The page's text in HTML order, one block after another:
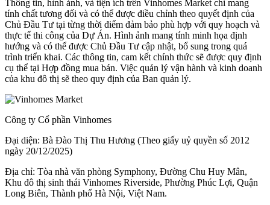
Thông tin, hình ảnh, và tiện ích trên Vinhomes Market chỉ mang
tính chất tương đối và có thể được điều chỉnh theo quyết định của
Chủ Đầu Tư tại từng thời điểm đảm bảo phù hợp với quy hoạch và
thực tế thi công của Dự Án. Hình ảnh mang tính minh họa định
hướng và có thể được Chủ Đầu Tư cập nhật, bổ sung trong quá
trình triển khai. Các thông tin, cam kết chính thức sẽ được quy định
cụ thể tại Hợp đồng mua bán. Việc quản lý vận hành và kinh doanh
của khu đô thị sẽ theo quy định của Ban quản lý.
Công ty Cổ phần Vinhomes
Đại diện: Bà Đào Thị Thu Hương (Theo giấy uỷ quyền số 2012
ngày 20/12/2025)
Địa chỉ: Tòa nhà văn phòng Symphony, Đường Chu Huy Mân,
Khu đô thị sinh thái Vinhomes Riverside, Phường Phúc Lợi, Quận
Long Biên, Thành phố Hà Nội, Việt Nam.